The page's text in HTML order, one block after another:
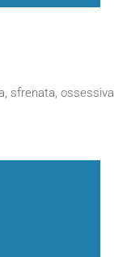
sfrenata, ossessiva